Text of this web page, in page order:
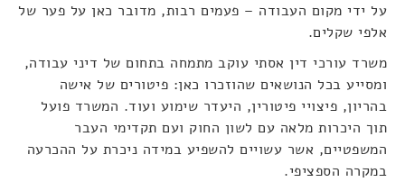
על ידי מקום העבודה – פעמים רבות, מדובר כאן על פער של
אלפי שקלים.
משרד עורכי דין אסתי עוקב מתמחה בתחום של דיני עבודה,
ומסייע בכל הנושאים שהוזכרו כאן: פיטורים של אישה
בהריון, פיצויי פיטורין, היעדר שימוע ועוד. המשרד פועל
תוך היכרות מלאה עם לשון החוק ועם תקדימי העבר
המשפטיים, אשר עשויים להשפיע במידה ניכרת על ההכרעה
במקרה הספציפי.